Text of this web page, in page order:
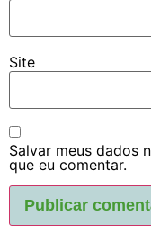
Site
Salvar meus dados
que eu comentar.